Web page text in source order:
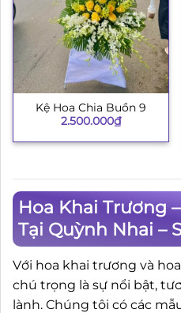
Kệ Hoa Chia Buồn 9
2.500.000₫
Hoa Khai Trương
Tại Quỳnh Nhai –
Với hoa khai trương và
chú trọng là sự nổi bật,
lành. Chúng tôi có các